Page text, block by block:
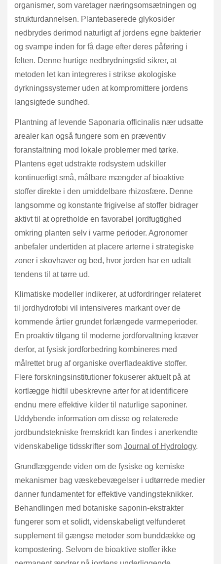
organismer, som varetager næringsomsætningen og
strukturdannelsen. Plantebaserede glykosider
nedbrydes derimod naturligt af jordens egne bakterier
og svampe inden for få dage efter deres påføring i
felten. Denne hurtige nedbrydningstid sikrer, at
metoden let kan integreres i strikse økologiske
dyrkningssystemer uden at kompromittere jordens
langsigtede sundhed.
Plantning af levende Saponaria officinalis nær udsatte
arealer kan også fungere som en præventiv
foranstaltning mod lokale problemer med tørke.
Plantens eget udstrakte rodsystem udskiller
kontinuerligt små, målbare mængder af bioaktive
stoffer direkte i den umiddelbare rhizosfære. Denne
langsomme og konstante frigivelse af stoffer bidrager
aktivt til at opretholde en favorabel jordfugtighed
omkring planten selv i varme perioder. Agronomer
anbefaler undertiden at placere arterne i strategiske
zoner i skovhaver og bed, hvor jorden har en udtalt
tendens til at tørre ud.
Klimatiske modeller indikerer, at udfordringer relateret
til jordhydrofobi vil intensiveres markant over de
kommende årtier grundet forlængede varmeperioder.
En proaktiv tilgang til moderne jordforvaltning kræver
derfor, at fysisk jordforbedring kombineres med
målrettet brug af organiske overfladeaktive stoffer.
Flere forskningsinstitutioner fokuserer aktuelt på at
kortlægge hidtil ubeskrevne arter for at identificere
endnu mere effektive kilder til naturlige saponiner.
Uddybende information om disse og relaterede
jordbundstekniske fremskridt kan findes i anerkendte
videnskabelige tidsskrifter som Journal of Hydrology.
Grundlæggende viden om de fysiske og kemiske
mekanismer bag væskebevægelser i udtørrede medier
danner fundamentet for effektive vandingsteknikker.
Behandlingen med botaniske saponin-ekstrakter
fungerer som et solidt, videnskabeligt velfunderet
supplement til gængse metoder som bunddække og
kompostering. Selvom de bioaktive stoffer ikke